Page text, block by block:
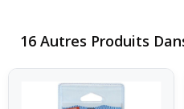
16 Autres Produits